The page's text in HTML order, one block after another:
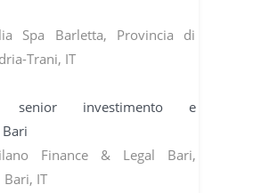
Spa Barletta, Provincia di
Trani, IT
senior investimento e
Finance & Legal Bari,
IT